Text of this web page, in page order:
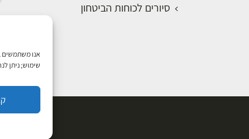
שימוש; ניתן
סיורים לכוחות הביטחון